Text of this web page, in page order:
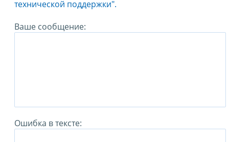
технической поддержки".
Ваше сообщение:
Ошибка в тексте: